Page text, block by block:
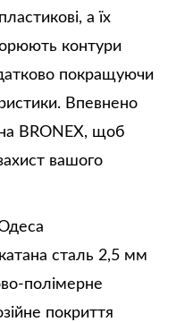
а їх
контури
покращуючи
Впевнено
BRONEX, щоб
вашого
сталь 2,5 мм
полімерне
покриття